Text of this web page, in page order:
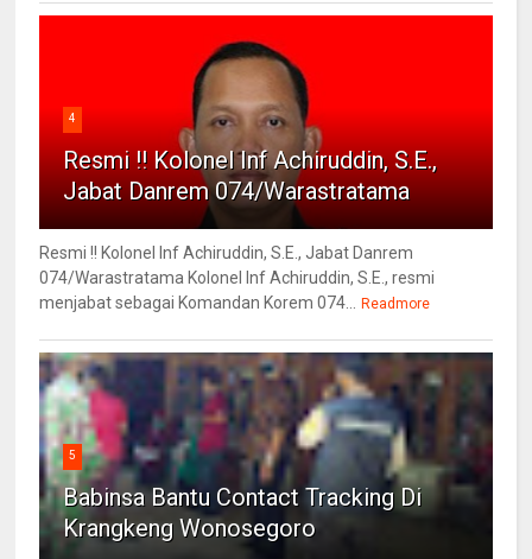
4
Resmi !! Kolonel Inf Achiruddin, S.E.,
Jabat Danrem 074/Warastratama
Resmi !! Kolonel Inf Achiruddin, S.E., Jabat Danrem
074/Warastratama Kolonel Inf Achiruddin, S.E., resmi
menjabat sebagai Komandan Korem 074... Readmore
5
Babinsa Bantu Contact Tracking Di
Krangkeng Wonosegoro